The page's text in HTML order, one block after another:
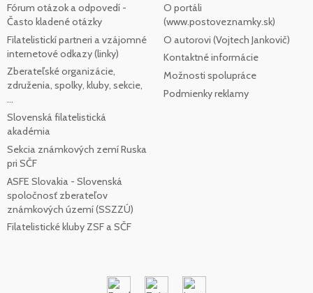
Fórum otázok a odpovedí -
Často kladené otázky
Filatelistickí partneri a vzájomné
internetové odkazy (linky)
Zberateľské organizácie,
združenia, spolky, kluby, sekcie,
...
Slovenská filatelistická
akadémia
Sekcia známkových zemí Ruska
pri SČF
ASFE Slovakia - Slovenská
spoločnosť zberateľov
známkových území (SSZZÚ)
Filatelistické kluby ZSF a SČF
O portáli
(www.postoveznamky.sk)
O autorovi (Vojtech Jankovič)
Kontaktné informácie
Možnosti spolupráce
Podmienky reklamy